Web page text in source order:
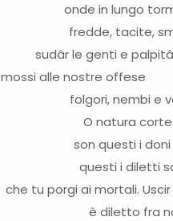
onde in lungo
fredde, tacite,
sudâr le genti e
mossi alle
folgori, nembi e
O natura
son questi i
questi i diletti
che tu porgi ai mortali.
è diletto fra